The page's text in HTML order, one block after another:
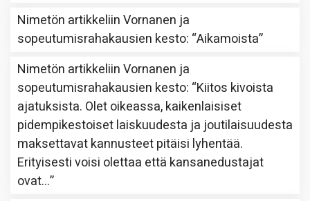
Nimetön artikkeliinVornanen ja
sopeutumisrahakausien kesto: “Aikamoista”
Nimetön artikkeliinVornanen ja
sopeutumisrahakausien kesto: “Kiitos kivoista
ajatuksista. Olet oikeassa, kaikenlaisiset
pidempikestoiset laiskuudesta ja joutilaisuudesta
maksettavat kannusteet pitäisi lyhentää.
Erityisesti voisi olettaa että kansanedustajat
ovat…”